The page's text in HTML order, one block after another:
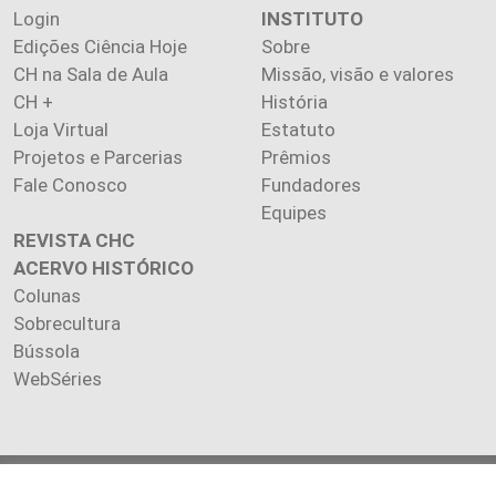
Login
Edições Ciência Hoje
CH na Sala de Aula
CH +
Loja Virtual
Projetos e Parcerias
Fale Conosco
INSTITUTO
Sobre
Missão, visão e valores
História
Estatuto
Prêmios
Fundadores
Equipes
REVISTA CHC
ACERVO HISTÓRICO
Colunas
Sobrecultura
Bússola
WebSéries